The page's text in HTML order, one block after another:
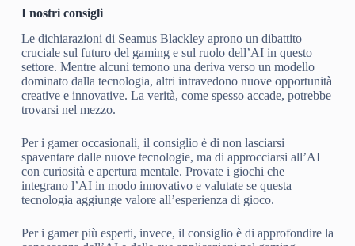
I nostri consigli
Le dichiarazioni di Seamus Blackley aprono un dibattito
cruciale sul futuro del gaming e sul ruolo dell’AI in questo
settore. Mentre alcuni temono una deriva verso un modello
dominato dalla tecnologia, altri intravedono nuove opportunità
creative e innovative. La verità, come spesso accade, potrebbe
trovarsi nel mezzo.
Per i gamer occasionali, il consiglio è di non lasciarsi
spaventare dalle nuove tecnologie, ma di approcciarsi all’AI
con curiosità e apertura mentale. Provate i giochi che
integrano l’AI in modo innovativo e valutate se questa
tecnologia aggiunge valore all’esperienza di gioco.
Per i gamer più esperti, invece, il consiglio è di approfondire la